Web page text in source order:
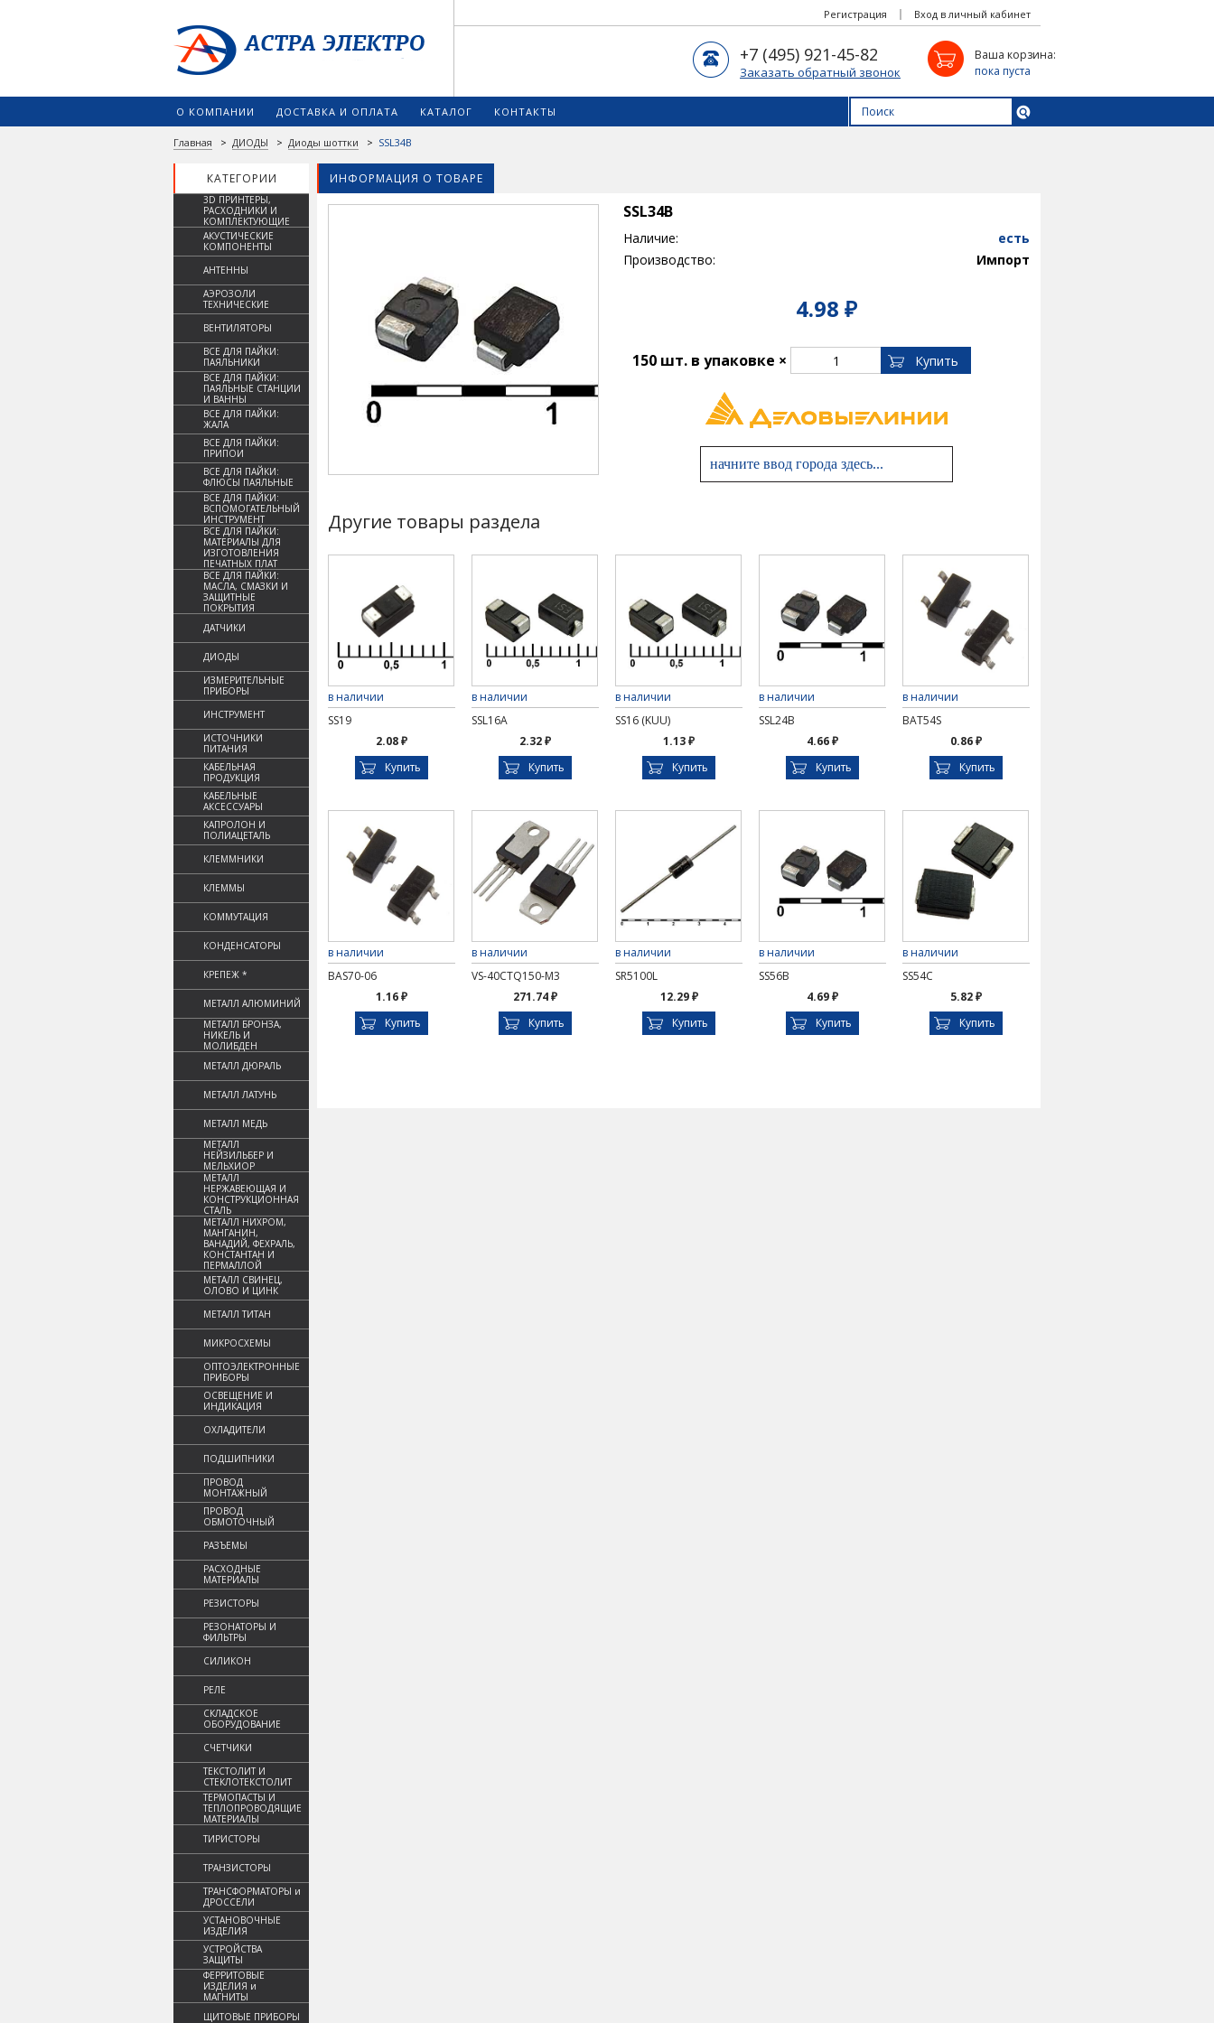
Вход в личный кабинет
Регистрация
Ваша корзина:
пока пуста
+7 (495) 921-45-82
Заказать обратный звонок
О КОМПАНИИ ДОСТАВКА И ОПЛАТА КАТАЛОГ КОНТАКТЫ
Главная > ДИОДЫ > Диоды шоттки > SSL34B
КАТЕГОРИИ ИНФОРМАЦИЯ О ТОВАРЕ
3D ПРИНТЕРЫ,
РАСХОДНИКИ И
КОМПЛЕКТУЮЩИЕ
АКУСТИЧЕСКИЕ
КОМПОНЕНТЫ
АНТЕННЫ
АЭРОЗОЛИ
ТЕХНИЧЕСКИЕ
ВЕНТИЛЯТОРЫ
ВСЕ ДЛЯ ПАЙКИ:
ПАЯЛЬНИКИ
ВСЕ ДЛЯ ПАЙКИ:
ПАЯЛЬНЫЕ СТАНЦИИ
И ВАННЫ
ВСЕ ДЛЯ ПАЙКИ:
ЖАЛА
ВСЕ ДЛЯ ПАЙКИ:
ПРИПОИ
ВСЕ ДЛЯ ПАЙКИ:
ФЛЮСЫ ПАЯЛЬНЫЕ
ВСЕ ДЛЯ ПАЙКИ:
ВСПОМОГАТЕЛЬНЫЙ
ИНСТРУМЕНТ
ВСЕ ДЛЯ ПАЙКИ:
МАТЕРИАЛЫ ДЛЯ
ИЗГОТОВЛЕНИЯ
ПЕЧАТНЫХ ПЛАТ
ВСЕ ДЛЯ ПАЙКИ:
МАСЛА, СМАЗКИ И
ЗАЩИТНЫЕ
ПОКРЫТИЯ
ДАТЧИКИ
ДИОДЫ
ИЗМЕРИТЕЛЬНЫЕ
ПРИБОРЫ
ИНСТРУМЕНТ
ИСТОЧНИКИ
ПИТАНИЯ
КАБЕЛЬНАЯ
ПРОДУКЦИЯ
КАБЕЛЬНЫЕ
АКСЕССУАРЫ
КАПРОЛОН И
ПОЛИАЦЕТАЛЬ
КЛЕММНИКИ
КЛЕММЫ
КОММУТАЦИЯ
КОНДЕНСАТОРЫ
КРЕПЕЖ *
МЕТАЛЛ АЛЮМИНИЙ
МЕТАЛЛ БРОНЗА,
НИКЕЛЬ И
МОЛИБДЕН
МЕТАЛЛ ДЮРАЛЬ
МЕТАЛЛ ЛАТУНЬ
МЕТАЛЛ МЕДЬ
МЕТАЛЛ
НЕЙЗИЛЬБЕР И
МЕЛЬХИОР
МЕТАЛЛ
НЕРЖАВЕЮЩАЯ И
КОНСТРУКЦИОННАЯ
СТАЛЬ
МЕТАЛЛ НИХРОМ,
МАНГАНИН,
ВАНАДИЙ, ФЕХРАЛЬ,
КОНСТАНТАН И
ПЕРМАЛЛОЙ
МЕТАЛЛ СВИНЕЦ,
ОЛОВО И ЦИНК
МЕТАЛЛ ТИТАН
МИКРОСХЕМЫ
ОПТОЭЛЕКТРОННЫЕ
ПРИБОРЫ
ОСВЕЩЕНИЕ И
ИНДИКАЦИЯ
ОХЛАДИТЕЛИ
ПОДШИПНИКИ
ПРОВОД
МОНТАЖНЫЙ
ПРОВОД
ОБМОТОЧНЫЙ
РАЗЪЕМЫ
РАСХОДНЫЕ
МАТЕРИАЛЫ
РЕЗИСТОРЫ
РЕЗОНАТОРЫ И
ФИЛЬТРЫ
СИЛИКОН
РЕЛЕ
СКЛАДСКОЕ
ОБОРУДОВАНИЕ
СЧЕТЧИКИ
ТЕКСТОЛИТ И
СТЕКЛОТЕКСТОЛИТ
ТЕРМОПАСТЫ И
ТЕПЛОПРОВОДЯЩИЕ
МАТЕРИАЛЫ
ТИРИСТОРЫ
ТРАНЗИСТОРЫ
ТРАНСФОРМАТОРЫ и
ДРОССЕЛИ
УСТАНОВОЧНЫЕ
ИЗДЕЛИЯ
УСТРОЙСТВА
ЗАЩИТЫ
ФЕРРИТОВЫЕ
ИЗДЕЛИЯ и
МАГНИТЫ
ЩИТОВЫЕ ПРИБОРЫ
SSL34B
Наличие:
есть
Производство:
Импорт
4.98 ₽
150 шт. в упаковке ×
Другие товары раздела
в наличии
SS19
2.08 ₽
Купить
в наличии
SSL16A
2.32 ₽
Купить
в наличии
SS16 (KUU)
1.13 ₽
Купить
в наличии
SSL24B
4.66 ₽
Купить
в наличии
BAT54S
0.86 ₽
Купить
в наличии
BAS70-06
1.16 ₽
Купить
в наличии
VS-40CTQ150-M3
271.74 ₽
Купить
в наличии
SR5100L
12.29 ₽
Купить
в наличии
SS56B
4.69 ₽
Купить
в наличии
SS54C
5.82 ₽
Купить